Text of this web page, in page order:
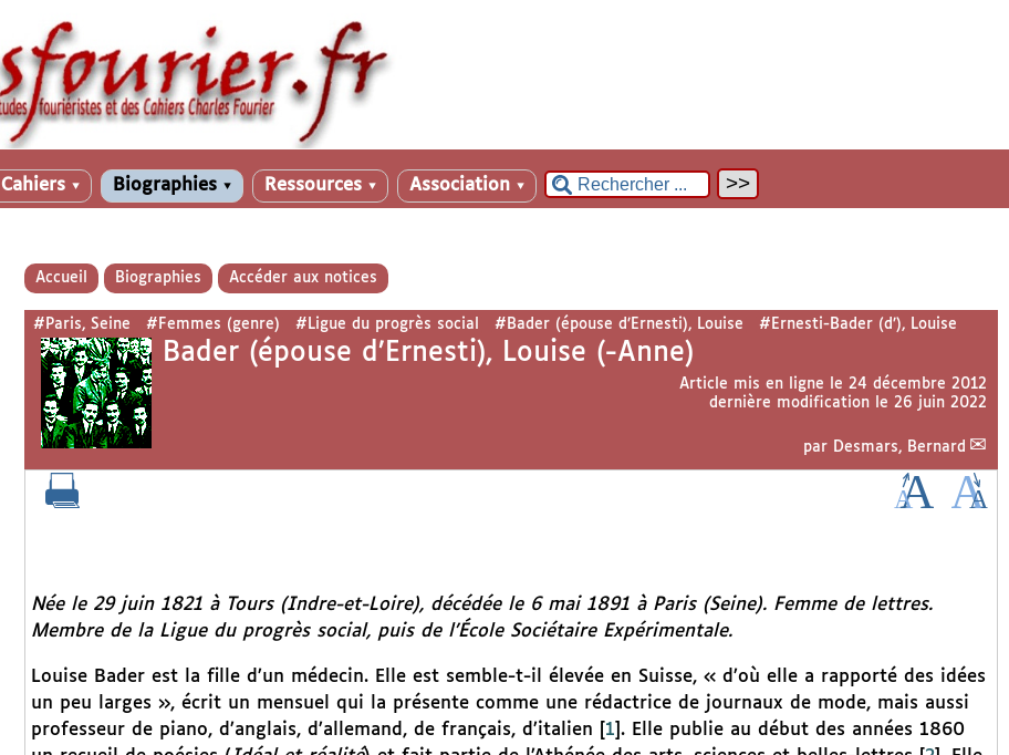
Cahiers ▼ Biographies ▼ Ressources ▼ Association ▼
Accueil Biographies Accéder aux notices
#Paris, Seine #Femmes (genre) #Ligue du progrès social #Bader (épouse d’Ernesti), Louise #Ernesti-Bader (d’), Louise
Bader (épouse d’Ernesti), Louise (-Anne)
Article mis en ligne le 24 décembre 2012
dernière modification le 26 juin 2022
par Desmars, Bernard
Née le 29 juin 1821 à Tours (Indre-et-Loire), décédée le 6 mai 1891 à Paris (Seine). Femme de lettres.
Membre de la Ligue du progrès social, puis de l’École Sociétaire Expérimentale.
Louise Bader est la fille d’un médecin. Elle est semble-t-il élevée en Suisse, « d’où elle a rapporté des idées
un peu larges », écrit un mensuel qui la présente comme une rédactrice de journaux de mode, mais aussi
professeur de piano, d’anglais, d’allemand, de français, d’italien
1 . Elle publie au début des années 1860